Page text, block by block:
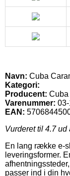
Navn: Cuba
Kategori:
Producent: Cuba
Varenummer:
EAN:
Vurderet til 4.7ud
En lang række e-
leveringsformer.
passer ind i din